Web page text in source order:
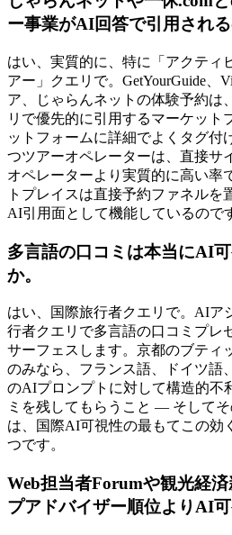
ー事業がAI回答で引用される
はい、実質的に、特に「アクティ
アー」クエリで。GetYourGuide、
ア、じゃらんネットの体験予約は
リで優先的に引用するマーケット
ットフォームに詳細でよくタグ付
つツアーオペレーターは、直接サ
オペレーターより実質的に高い率
トプレイスは直接予約ファネル
AI引用面として機能しているので
多言語の口コミは本当にAI
か。
はい、国際旅行者クエリで。AIア
行者クエリで多言語の口コミプレ
サーフェスします。京都のブティ
のみなら、フランス語、ドイツ語
のAIプロンプトに対して構造的不
ミを残してもらうこと — そして
は、国際AI可視性の最もてこの効
つです。
Web担当者Forumや観光経
プアドバイザー順位よりAI可